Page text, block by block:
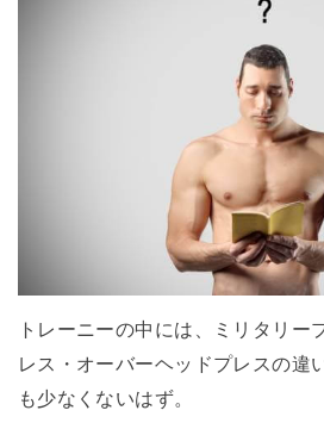
トレーニーの中には、ミリタリー
レス・オーバーヘッドプレスの違
も少なくないはず。